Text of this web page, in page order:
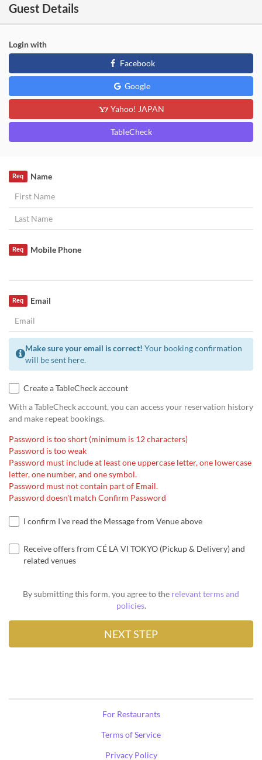
Guest Details
Login with
Facebook
Google
Yahoo! JAPAN
TableCheck
Name
Req
Mobile Phone
Req
Email
Req
Make sure your email is correct! Your booking confirmation
will be sent here.
Create a TableCheck account
With a TableCheck account, you can access your reservation history
and make repeat bookings.
Password is too short (minimum is 12 characters)
Password is too weak
Password must include at least one uppercase letter, one lowercase
letter, one number, and one symbol.
Password must not contain part of Email.
Password doesn't match Confirm Password
I confirm I've read the Message from Venue above
Receive offers from CÉ LA VI TOKYO (Pickup & Delivery) and
related venues
By submitting this form, you agree to the relevant terms and
policies.
For Restaurants
Terms of Service
Privacy Policy